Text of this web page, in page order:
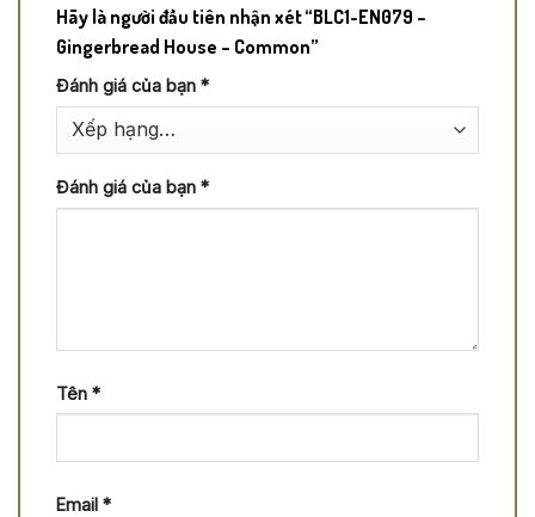
Hãy là người đầu tiên nhận xét “BLC1-EN079 –
Gingerbread House – Common”
Đánh giá của bạn *
Đánh giá của bạn *
Tên *
Email *